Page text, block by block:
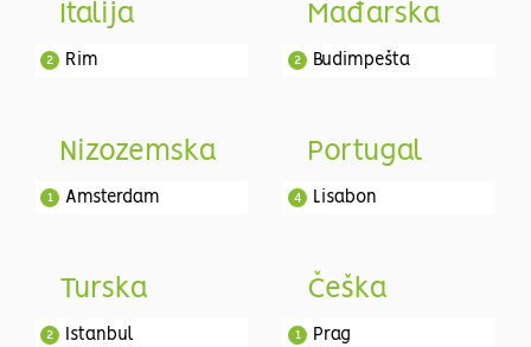
Italija
Rim
2
Mađarska
Budimpešta
2
Nizozemska
Amsterdam
1
Portugal
Lisabon
4
Turska
Istanbul
2
Češka
Prag
1